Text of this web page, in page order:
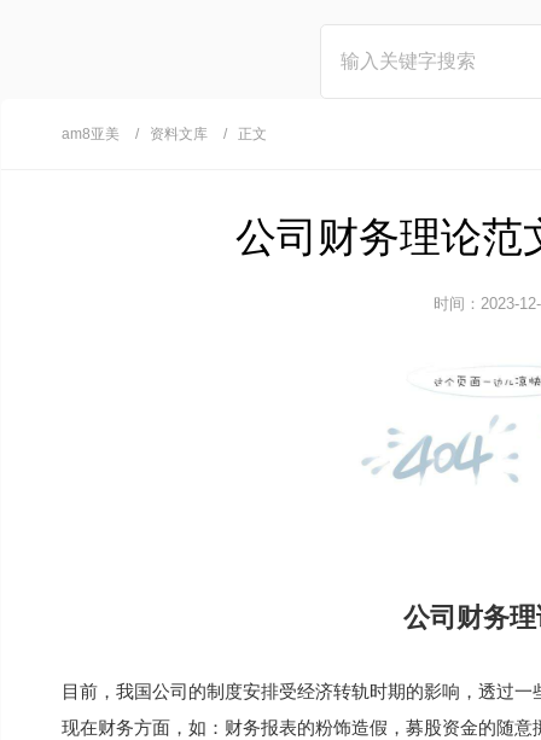
am8亚美 资料文库 正文
公司财务理论范
时间：2023-
公司财务
目前，我国公司的制度安排受经济转轨时期的影响，透过
现在财务方面，如：财务报表的粉饰造假，募股资金的随